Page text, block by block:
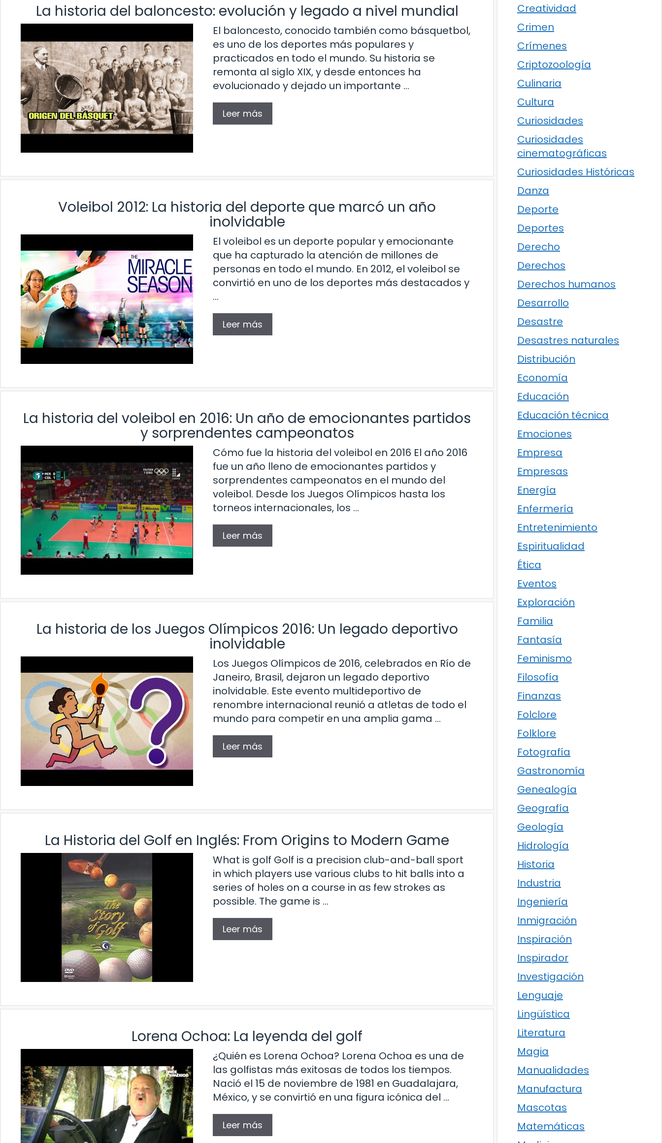
La historia del baloncesto: evolución y legado a nivel mundial
El baloncesto, conocido también como básquetbol,
es uno de los deportes más populares y
practicados en todo el mundo. Su historia se
remonta al siglo XIX, y desde entonces ha
evolucionado y dejado un importante …
Leer más
Voleibol 2012: La historia del deporte que marcó un año
inolvidable
El voleibol es un deporte popular y emocionante
que ha capturado la atención de millones de
personas en todo el mundo. En 2012, el voleibol se
convirtió en uno de los deportes más destacados y
…
Leer más
La historia del voleibol en 2016: Un año de emocionantes partidos
y sorprendentes campeonatos
Cómo fue la historia del voleibol en 2016 El año 2016
fue un año lleno de emocionantes partidos y
sorprendentes campeonatos en el mundo del
voleibol. Desde los Juegos Olímpicos hasta los
torneos internacionales, los …
Leer más
La historia de los Juegos Olímpicos 2016: Un legado deportivo
inolvidable
Los Juegos Olímpicos de 2016, celebrados en Río de
Janeiro, Brasil, dejaron un legado deportivo
inolvidable. Este evento multideportivo de
renombre internacional reunió a atletas de todo el
mundo para competir en una amplia gama …
Leer más
La Historia del Golf en Inglés: From Origins to Modern Game
What is golf Golf is a precision club-and-ball sport
in which players use various clubs to hit balls into a
series of holes on a course in as few strokes as
possible. The game is …
Leer más
Lorena Ochoa: La leyenda del golf
¿Quién es Lorena Ochoa? Lorena Ochoa es una de
las golfistas más exitosas de todos los tiempos.
Nació el 15 de noviembre de 1981 en Guadalajara,
México, y se convirtió en una figura icónica del …
Leer más
Creatividad
Crimen
Crímenes
Criptozoología
Culinaria
Cultura
Curiosidades
Curiosidades
cinematográficas
Curiosidades Históricas
Danza
Deporte
Deportes
Derecho
Derechos
Derechos humanos
Desarrollo
Desastre
Desastres naturales
Distribución
Economía
Educación
Educación técnica
Emociones
Empresa
Empresas
Energía
Enfermería
Entretenimiento
Espiritualidad
Ética
Eventos
Exploración
Familia
Fantasía
Feminismo
Filosofía
Finanzas
Folclore
Folklore
Fotografía
Gastronomía
Genealogía
Geografía
Geología
Hidrología
Historia
Industria
Ingeniería
Inmigración
Inspiración
Inspirador
Investigación
Lenguaje
Lingüística
Literatura
Magia
Manualidades
Manufactura
Mascotas
Matemáticas